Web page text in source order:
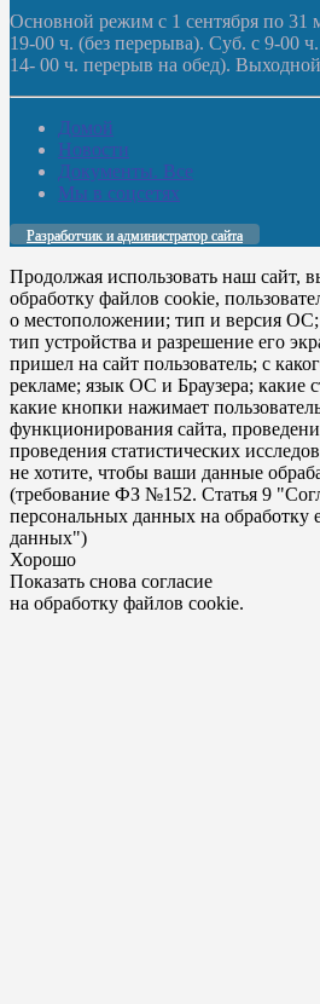
Основной режим с 1 сентября по 31
19-00 ч. (без перерыва). Суб. с 9-00
14- 00 ч. перерыв на обед).
Домой
Новости
Документы. Все
Мы в соцсетях
Разработчик и администратор сайта
Продолжая использовать наш сайт,
обработку файлов cookie,
о местоположении; тип и версия ОС;
тип устройства и разрешение его
пришел на сайт пользователь; с
рекламе; язык ОС и Браузера; какие
какие кнопки нажимает
функционирования сайта,
проведения статистических
не хотите, чтобы ваши данные
(требование ФЗ №152. Статья 9
персональных данных на обработку
данных")
Хорошо
Показать снова согласие
на обработку файлов cookie.